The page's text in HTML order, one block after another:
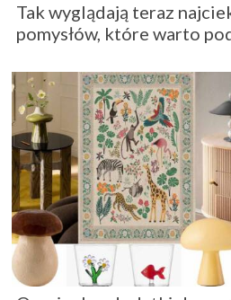
Tak wyglądają teraz
pomysłów, które warto